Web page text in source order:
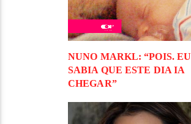
NUNO MARKL: “POIS. EU
SABIA QUE ESTE DIA IA
CHEGAR”